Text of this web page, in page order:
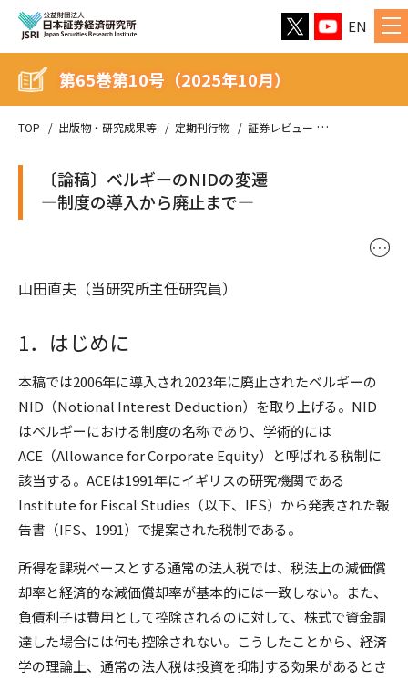
EN
TOP 出版物・研究成果等 定期刊行物 証券レビュー
第65巻第10号（2025年10月）
〔論稿〕ベルギーのNIDの変遷
―制度の導入から廃止まで―
･･･
山田直夫（当研究所主任研究員）
1．はじめに
本稿では2006年に導入され2023年に廃止されたベルギーの
NID（Notional Interest Deduction）を取り上げる。NID
はベルギーにおける制度の名称であり、学術的には
ACE（Allowance for Corporate Equity）と呼ばれる税制に
該当する。ACEは1991年にイギリスの研究機関である
Institute for Fiscal Studies（以下、IFS）から発表された報
告書（IFS、1991）で提案された税制である。
所得を課税ベースとする通常の法人税では、税法上の減価償
却率と経済的な減価償却率が基本的には一致しない。また、
負債利子は費用として控除されるのに対して、株式で資金調
達した場合には何も控除されない。こうしたことから、経済
学の理論上、通常の法人税は投資を抑制する効果があるとさ